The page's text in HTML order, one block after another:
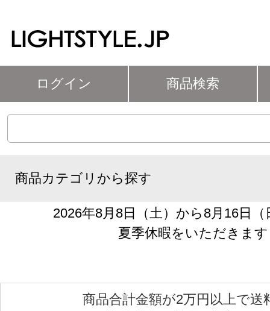
ログイン 商品検索
商品カテゴリから探す
2026年8月8日（土）から8月16日
夏季休暇をいただきます
商品合計金額が2万円以上で送